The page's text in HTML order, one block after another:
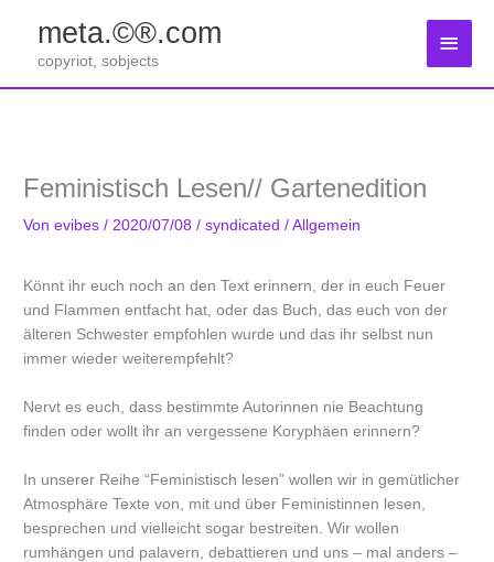
springen
meta.©®.com
copyriot, sobjects
Feministisch Lesen// Gartenedition
Vonevibes/ 2020/07/08/syndicated /Allgemein
Könnt ihr euch noch an den Text erinnern, der in euch Feuer
und Flammen entfacht hat, oder das Buch, das euch von der
älteren Schwester empfohlen wurde und das ihr selbst nun
immer wieder weiterempfehlt?
Nervt es euch, dass bestimmte Autorinnen nie Beachtung
finden oder wollt ihr an vergessene Koryphäen erinnern?
In unserer Reihe “Feministisch lesen” wollen wir in gemütlicher
Atmosphäre Texte von, mit und über Feministinnen lesen,
besprechen und vielleicht sogar bestreiten. Wir wollen
rumhängen und palavern, debattieren und uns – mal anders –